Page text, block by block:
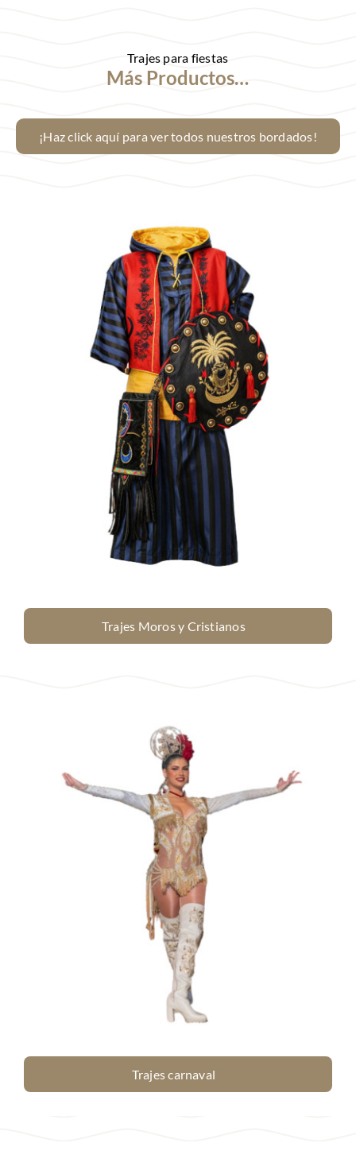
Trajes para fiestas
Más Productos…
¡Haz click aquí para ver todos nuestros bordados!
Trajes Moros y Cristianos
Trajes carnaval